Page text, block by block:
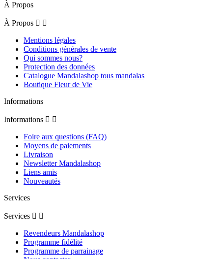
À Propos
À Propos  
Mentions légales
Conditions générales de vente
Qui sommes nous?
Protection des données
Catalogue Mandalashop tous mandalas
Boutique Fleur de Vie
Informations
Informations  
Foire aux questions (FAQ)
Moyens de paiements
Livraison
Newsletter Mandalashop
Liens amis
Nouveautés
Services
Services  
Revendeurs Mandalashop
Programme fidélité
Programme de parrainage